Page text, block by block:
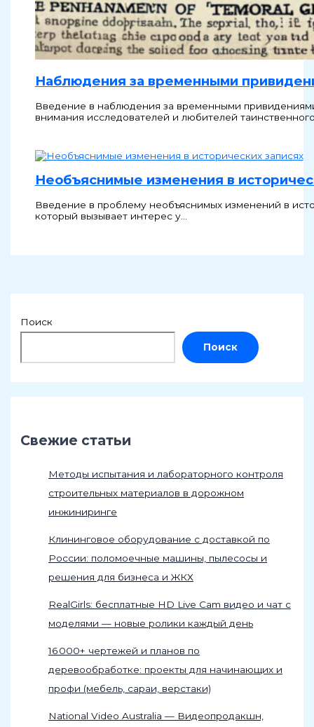
Наблюдения за временными
Введение в наблюдения за временными
внимания исследователей и любителей
Необъяснимые изменения в
Введение в проблему необъяснимых изменений в
который вызывает интерес у…
Поиск
Поиск
Свежие статьи
Методы испытания и лабораторного контроля
строительных материалов в дорожном
инжиниринге
Клининговое оборудование с доставкой по
России: поломоечные машины, пылесосы и
решения для бизнеса и ЖКХ
RealGirls: бесплатные HD Live Cam видео и чат с
моделями — новые ролики каждый день
16 000+ чертежей и планов по
деревообработке: проекты для начинающих и
профи (мебель, сараи, верстаки)
National Video Australia — Видеопродакшн,